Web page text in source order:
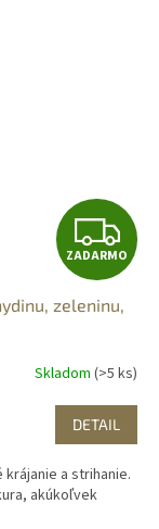
Z
A
D
A
R
M
ZADARMO
zeleninu,
Skladom (>5 ks)
DETAIL
a strihanie.
akúkoľvek